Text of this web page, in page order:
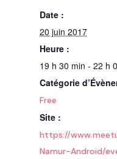
Date :
20 juin 2017
Heure :
19 h 30 min - 22 h
Catégorie
Free
Site :
https://
Namur-Android/